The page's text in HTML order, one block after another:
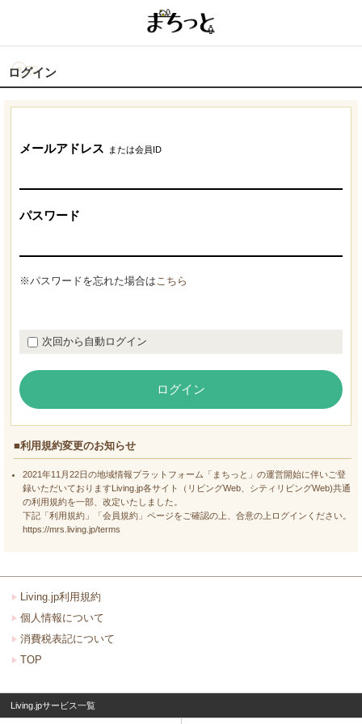
ログイン
メールアドレス または会員ID
パスワード
※パスワードを忘れた場合はこちら
次回から自動ログイン
ログイン
■利用規約変更のお知らせ
2021年11月22日の地域情報プラットフォーム「まちっと」の運営開始に伴いご登
録いただいておりますLiving.jp各サイト（リビングWeb、シティリビングWeb)共通
の利用規約を一部、改定いたしました。
下記「利用規約」「会員規約」ページをご確認の上、合意の上ログインください。
https://mrs.living.jp/terms
Living.jp利用規約
個人情報について
消費税表記について
TOP
Living.jpサービス一覧